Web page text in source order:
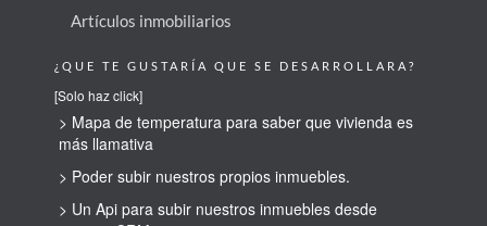
Artículos inmobiliarios
¿QUE TE GUSTARÍA QUE SE DESARROLLARA?
[Solo haz click]
> Mapa de temperatura para saber que vivienda es
más llamativa
> Poder subir nuestros propios inmuebles.
> Un Api para subir nuestros inmuebles desde